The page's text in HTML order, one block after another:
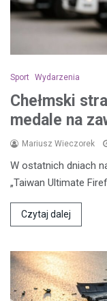
Sport Wydarzenia
Chełmski
medale na
Mariusz Wieczorek
W ostatnich dniach
„Taiwan Ultimate
Czytaj dalej